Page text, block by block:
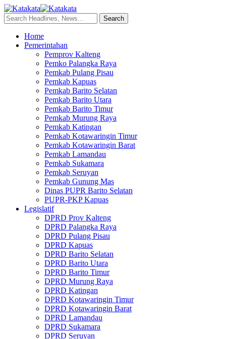
Home
Pemerintahan
Pemprov Kalteng
Pemko Palangka Raya
Pemkab Pulang Pisau
Pemkab Kapuas
Pemkab Barito Selatan
Pemkab Barito Utara
Pemkab Barito Timur
Pemkab Murung Raya
Pemkab Katingan
Pemkab Kotawaringin Timur
Pemkab Kotawaringin Barat
Pemkab Lamandau
Pemkab Sukamara
Pemkab Seruyan
Pemkab Gunung Mas
Dinas PUPR Barito Selatan
PUPR-PKP Kapuas
Legislatif
DPRD Prov Kalteng
DPRD Palangka Raya
DPRD Pulang Pisau
DPRD Kapuas
DPRD Barito Selatan
DPRD Barito Utara
DPRD Barito Timur
DPRD Murung Raya
DPRD Katingan
DPRD Kotawaringin Timur
DPRD Kotawaringin Barat
DPRD Lamandau
DPRD Sukamara
DPRD Seruyan